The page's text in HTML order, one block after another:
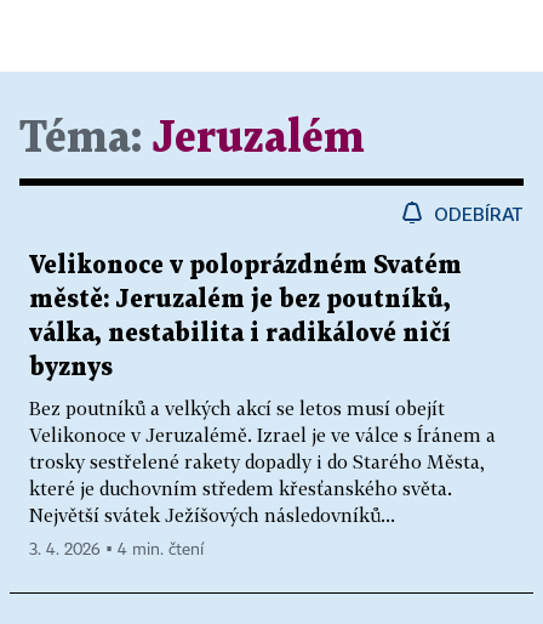
Téma: Jeruzalém
ODEBÍRAT
Velikonoce v poloprázdném Svatém
městě: Jeruzalém je bez poutníků,
válka, nestabilita i radikálové ničí
byznys
Bez poutníků a velkých akcí se letos musí obejít
Velikonoce v Jeruzalémě. Izrael je ve válce s Íránem a
trosky sestřelené rakety dopadly i do Starého Města,
které je duchovním středem křesťanského světa.
Největší svátek Ježíšových následovníků...
3. 4. 2026 ▪ 4 min. čtení